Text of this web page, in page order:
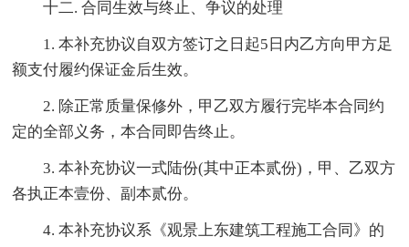
十二. 合同生效与终止、争议的处理
1. 本补充协议自双方签订之日起5日内乙方向甲方足
额支付履约保证金后生效。
2. 除正常质量保修外，甲乙双方履行完毕本合同约
定的全部义务，本合同即告终止。
3. 本补充协议一式陆份(其中正本贰份)，甲、乙双方
各执正本壹份、副本贰份。
4. 本补充协议系《观景上东建筑工程施工合同》的